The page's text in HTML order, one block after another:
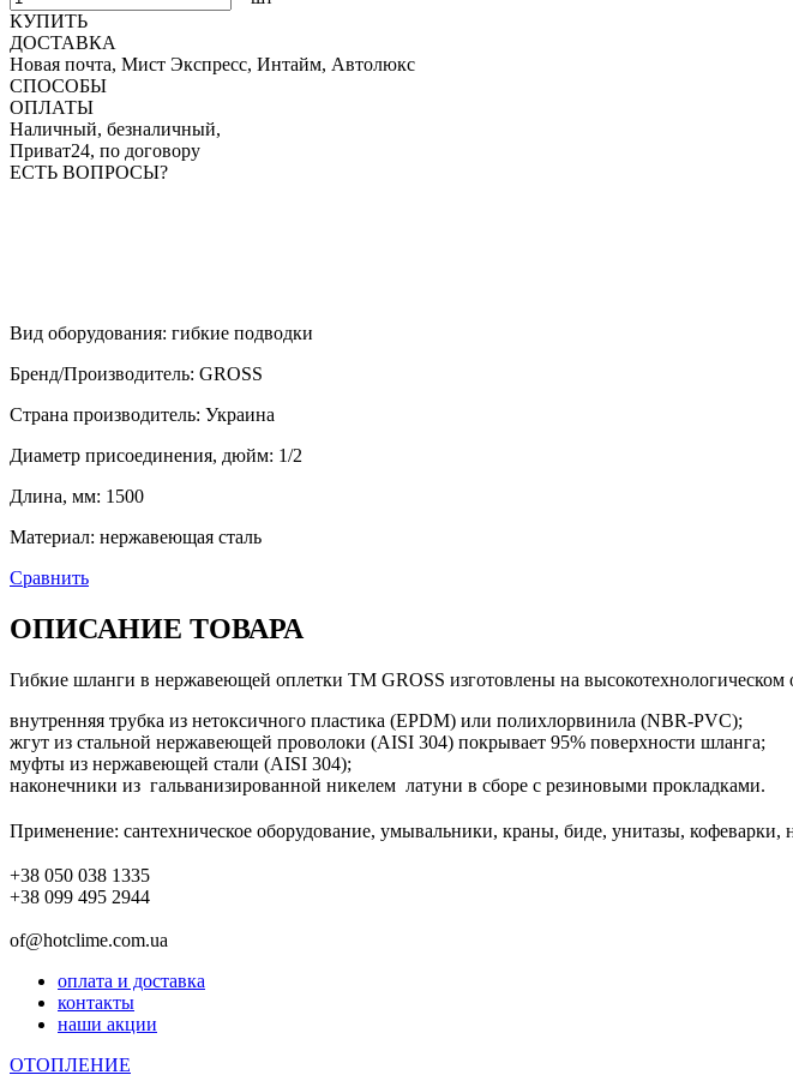
КУПИТЬ
ДОСТАВКА
Новая почта, Мист Экспресс, Интайм, Автолюкс
СПОСОБЫ
ОПЛАТЫ
Наличный, безналичный,
Приват24, по договору
ЕСТЬ ВОПРОСЫ?
Вид оборудования: гибкие подводки
Бренд/Производитель: GROSS
Страна производитель: Украина
Диаметр присоединения, дюйм: 1/2
Длина, мм: 1500
Материал: нержавеющая сталь
Сравнить
ОПИСАНИЕ ТОВАРА
Гибкие шланги в нержавеющей оплетки ТМ GROSS изготовлены на высокотехнологическом
внутренняя трубка из нетоксичного пластика (EPDM) или полихлорвинила (NBR-PVC);
жгут из стальной нержавеющей проволоки (AISI 304) покрывает 95% поверхности шланга;
муфты из нержавеющей стали (AISI 304);
наконечники из гальванизированной никелем латуни в сборе с резиновыми прокладками.
Применение: сантехническое оборудование, умывальники, краны, биде, унитазы,
+38 050 038 1335
+38 099 495 2944
of@hotclime.com.ua
оплата и доставка
контакты
наши акции
ОТОПЛЕНИЕ